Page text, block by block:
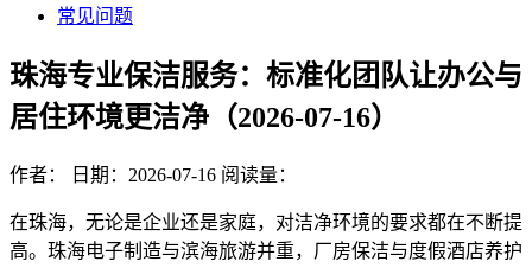
常见问题
珠海专业保洁服务：标准化团队让办公与
居住环境更洁净（2026-07-16）
作者： 日期：2026-07-16 阅读量：
在珠海，无论是企业还是家庭，对洁净环境的要求都在不断提
高。珠海电子制造与滨海旅游并重，厂房保洁与度假酒店养护